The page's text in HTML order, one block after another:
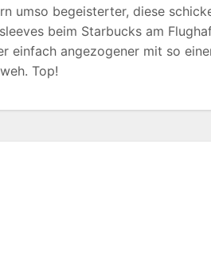
umso begeisterter, diese
beim Starbucks am
einfach angezogener mit so
Top!